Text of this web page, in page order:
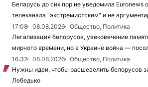
Беларусь до сих пор не уведомила Euronews
телеканала "экстремистским" и не
17:08
08.08.2026
Общество, Политика
Легализация белорусов, увековечение
мирного времени, но в Украине война —
16:32
08.08.2026
Общество, Политика
Нужны идеи, чтобы расшевелить белорусов
Лебедько